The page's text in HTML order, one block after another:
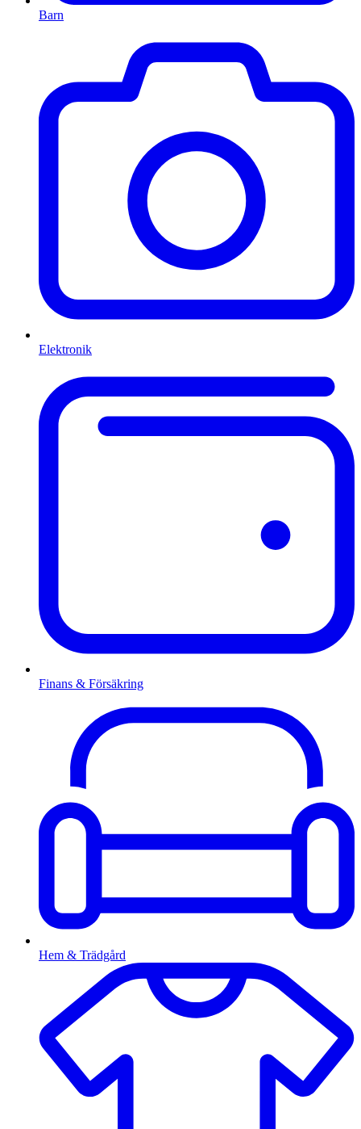
Barn
Elektronik
Finans & Försäkring
Hem & Trädgård